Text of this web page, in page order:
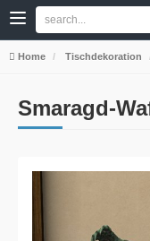
Home Tischdekoration
Smaragd-